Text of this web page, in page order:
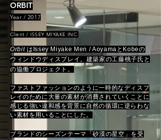
ORBIT
Year / 2017
Client / ISSEY MIYAKE INC.
Orbit はIssey Miyake Men / AoyamaとKobeの
ウィンドウディスプレイ。建築家の工藤桃子氏と
の協働プロジェクト。
ファストファッションのように一時的なディスプ
レイのために大量の素材が消費されていくことに
感じる強い違和感を背景に自然の循環に逆らわな
い素材を用いることにした。
ブランドのシーズンテーマ「砂漠の星空」を受